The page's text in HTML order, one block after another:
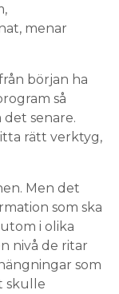
menar
början ha
så
senare.
rätt verktyg,
Men det
som ska
i olika
nivå de ritar
som
skulle